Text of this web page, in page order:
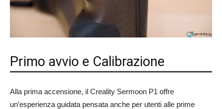
Primo avvio e Calibrazione
Alla prima accensione, il Creality Sermoon P1 offre
un’esperienza guidata pensata anche per utenti alle prime